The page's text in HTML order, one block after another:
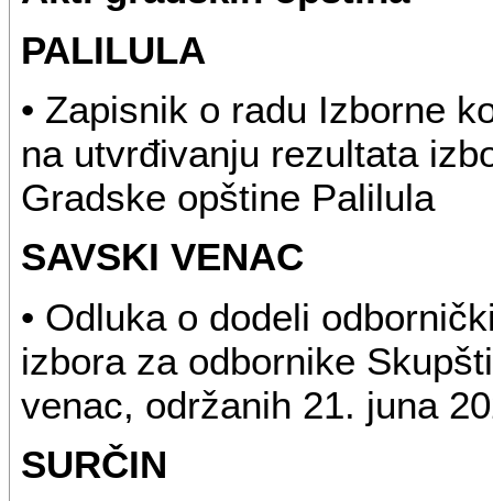
PALILULA
• Zapisnik o radu Izborne
na utvrđivanju rezultata
Gradske opštine Palilula
SAVSKI VENAC
• Odluka o dodeli
izbora za odbornike
venac, održanih 21. juna
SURČIN